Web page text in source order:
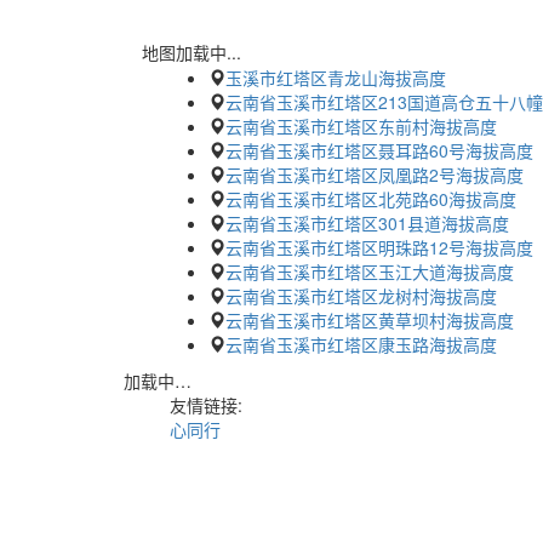
地图加载中...
玉溪市红塔区青龙山海拔高度
云南省玉溪市红塔区213国道高仓五十八
云南省玉溪市红塔区东前村海拔高度
云南省玉溪市红塔区聂耳路60号海拔高度
云南省玉溪市红塔区凤凰路2号海拔高度
云南省玉溪市红塔区北苑路60海拔高度
云南省玉溪市红塔区301县道海拔高度
云南省玉溪市红塔区明珠路12号海拔高度
云南省玉溪市红塔区玉江大道海拔高度
云南省玉溪市红塔区龙树村海拔高度
云南省玉溪市红塔区黄草坝村海拔高度
云南省玉溪市红塔区康玉路海拔高度
加载中…
友情链接:
心同行